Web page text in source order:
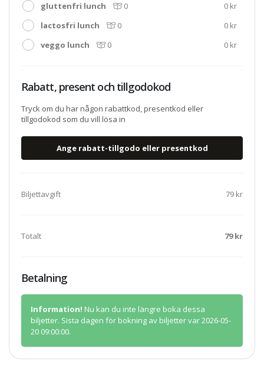
gluttenfri lunch 0
0 kr
lactosfri lunch
0
0 kr
veggo lunch
0 0 kr
Rabatt, present och tillgodokod
Tryck om du har någon rabattkod, presentkod eller
tillgodokod som du vill lösa in
Biljettavgift 79 kr
Totalt 79 kr
Betalning
Information! Nu kan du inte längre boka dessa
biljetter. Sista dagen för bokning av biljetter var 2026-05-
20 09:00:00.